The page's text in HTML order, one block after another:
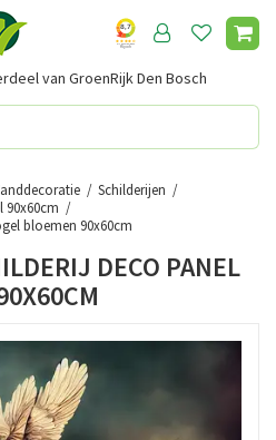
Schilderijen
90x60cm
bloemen 90x60cm
van GroenRijk Den Bosch
DECO PANEL